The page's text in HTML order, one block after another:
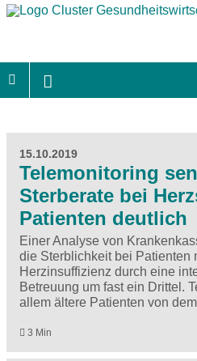
15.10.2019
Telemonitoring
Sterberate bei
Patienten deutlich
Einer Analyse von
die Sterblichkeit bei Patienten
Herzinsuffizienz durch eine
Betreuung um fast ein Drittel.
allem ältere Patienten von
3 Min